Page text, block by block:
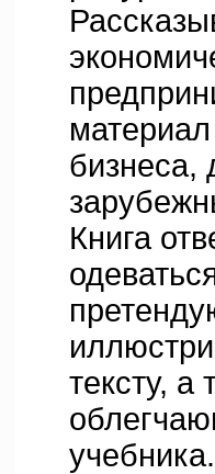
бизнеса,
Книга
тексту,
учебника.